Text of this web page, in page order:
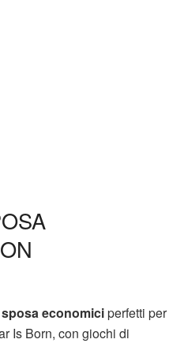
economiciperfetti per
Is Born, con giochi di